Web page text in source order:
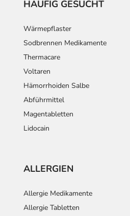
HÄUFIG GESUCHT
Wärmepflaster
Sodbrennen Medikamente
Thermacare
Voltaren
Hämorrhoiden Salbe
Abführmittel
Magentabletten
Lidocain
ALLERGIEN
Allergie Medikamente
Allergie Tabletten